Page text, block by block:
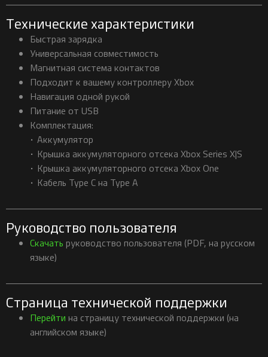
Технические характеристики
Быстрая зарядка
Универсальная совместимость
Магнитная система контактов
Подходит к вашему контроллеру Xbox
Навигация одной рукой
Питание от USB
Комплектация:
• Аккумулятор
• Крышка аккумуляторного отсека Xbox Series X|S
• Крышка аккумуляторного отсека Xbox One
• Кабель Type C на Type A
Руководство пользователя
Скачать руководство пользователя (PDF, на русском
языке)
Страница технической поддержки
Перейти на страницу технической поддержки (на
английском языке)